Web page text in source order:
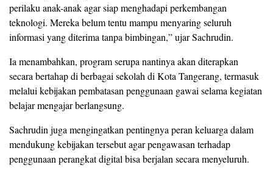
perilaku anak-anak agar siap menghadapi perkembangan
teknologi. Mereka belum tentu mampu menyaring seluruh
informasi yang diterima tanpa bimbingan,” ujar Sachrudin.
Ia menambahkan, program serupa nantinya akan diterapkan
secara bertahap di berbagai sekolah di Kota Tangerang, termasuk
melalui kebijakan pembatasan penggunaan gawai selama kegiatan
belajar mengajar berlangsung.
Sachrudin juga mengingatkan pentingnya peran keluarga dalam
mendukung kebijakan tersebut agar pengawasan terhadap
penggunaan perangkat digital bisa berjalan secara menyeluruh.